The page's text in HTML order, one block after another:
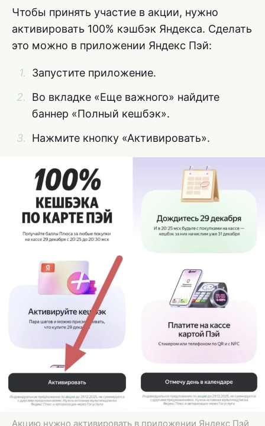
Чтобы принять участие в акции, нужно
активировать 100% кэшбэк Яндекса. Сделать
это можно в приложении Яндекс Пэй:
Запустите приложение.
Во вкладке «Еще важного» найдите
баннер «Полный кешбэк».
Нажмите кнопку «Активировать».
Акцию нужно активировать в приложении Яндекс Пэй